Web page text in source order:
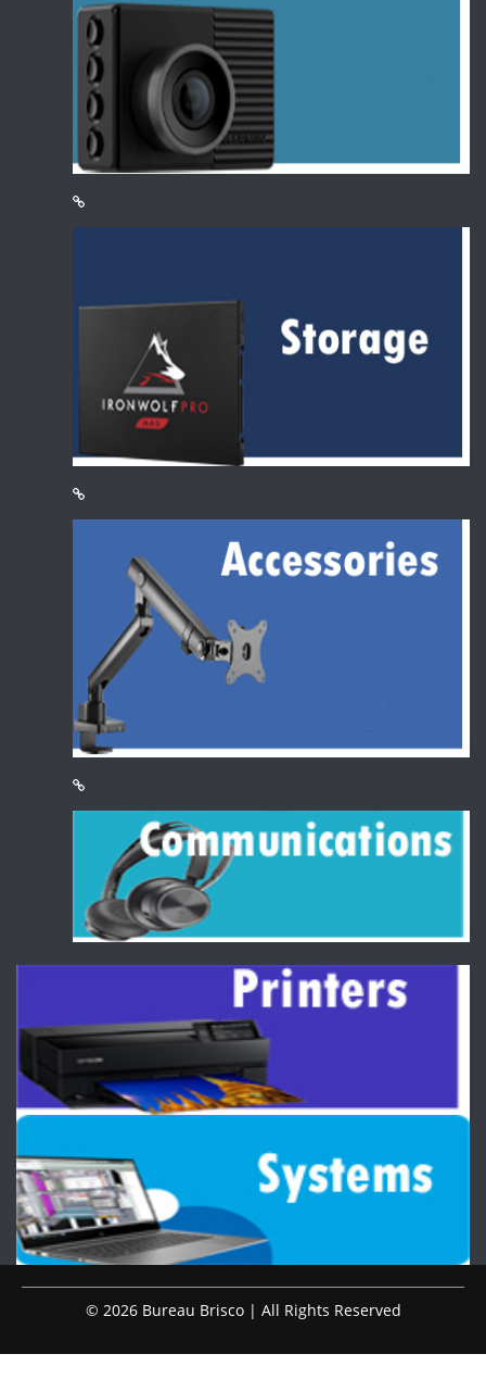
© 2026 Bureau Brisco | All Rights Reserved